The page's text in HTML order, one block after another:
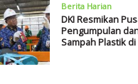
Berita Harian
DKI Resmikan
Pengumpulan
Sampah Plastik di